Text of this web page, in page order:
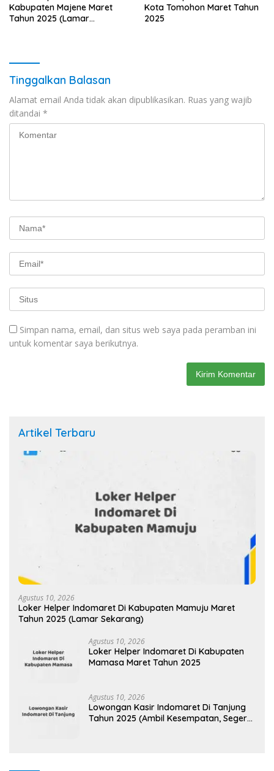
Kabupaten Majene Maret
Tahun 2025 (Lamar
Kota Tomohon Maret Tahun
2025
Tinggalkan Balasan
Alamat email Anda tidak akan dipublikasikan. Ruas yang wajib
ditandai *
Simpan nama, email, dan situs web saya pada peramban ini
untuk komentar saya berikutnya.
Artikel Terbaru
Agustus 10, 2026
Loker Helper Indomaret Di Kabupaten Mamuju Maret
Tahun 2025 (Lamar Sekarang)
Agustus 10, 2026
Loker Helper Indomaret Di Kabupaten
Mamasa Maret Tahun 2025
Agustus 10, 2026
Lowongan Kasir Indomaret Di Tanjung
Tahun 2025 (Ambil Kesempatan, Segera